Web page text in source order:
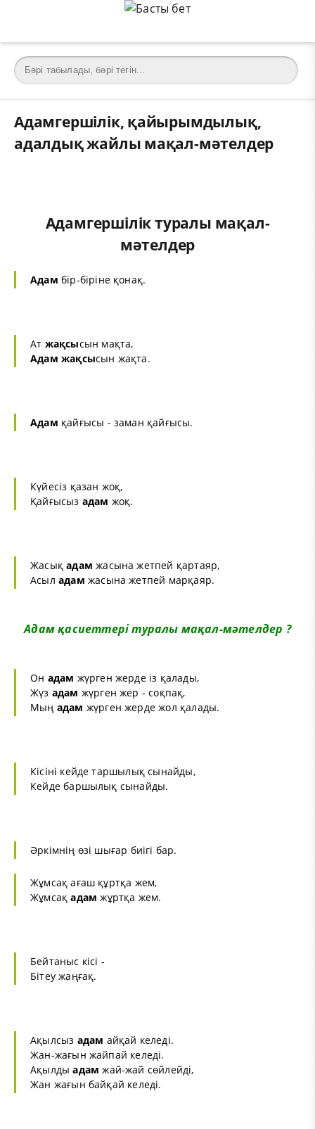
Адамгершілік, қайырымдылық,
адалдық жайлы мақал-мәтелдер
Адамгершілік туралы мақал-
мәтелдер
Адам бір-біріне қонақ.
Ат жақсысын мақта,
Адам жақсысын жақта.
Адам қайғысы - заман қайғысы.
Күйесіз қазан жоқ,
Қайғысыз адам жоқ.
Жасықадам жасына жетпей қартаяр,
Асыл адам жасына жетпей марқаяр.
Адам қасиеттері туралы мақал-мәтелдер ?
Он адам жүрген жерде із қалады,
Жүз адам жүрген жер - соқпақ,
Мың адам жүрген жерде жол қалады.
Кісіні кейде таршылық сынайды,
Кейде баршылық сынайды.
Әркімнің өзі шығар биігі бар.
Жұмсақ ағаш құртқа жем,
Жұмсақадам жұртқа жем.
Бейтаныс кісі -
Бітеу жаңғақ.
Ақылсыз адам айқай келеді.
Жан-жағын жайпай келеді.
Ақылдыадам жай-жай сөйлейді,
Жан жағын байқай келеді.